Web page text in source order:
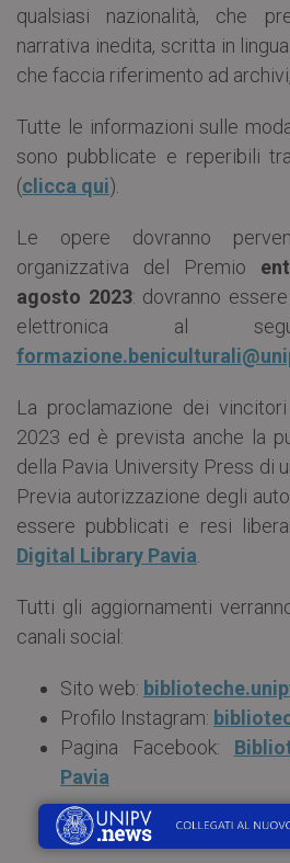
qualsiasi nazionalità, che
narrativa inedita, scritta in
che faccia riferimento ad
Tutte le informazioni sulle
sono pubblicate e reperibili
(clicca qui).
Le opere dovranno
organizzativa del Premio
agosto 2023: dovranno
elettronica al
La proclamazione dei
2023 ed è prevista anche la
della Pavia University Press di
Previa autorizzazione degli
essere pubblicati e resi
Digital Library Pavia
Tutti gli aggiornamenti
canali social:
Sito web:
Profilo Instagram:
Pagina Facebook:
Pavia